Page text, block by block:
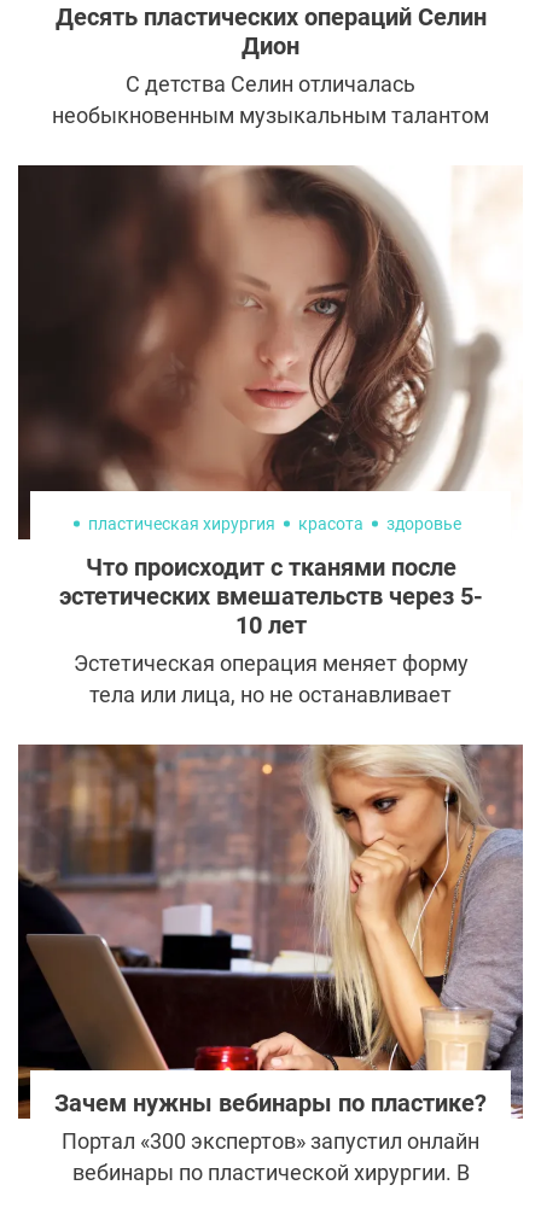
Десять пластических операций Селин
Дион
С детства Селин отличалась
необыкновенным музыкальным талантом
комплексовала из-за несовершенной
внешности. С ростом популярности она
решила, что знаменитость мирового
масштаба просто обязана быть
сногсшибательно красивой.
пластическая хирургия красота здоровье
Что происходит с тканями после
эстетических вмешательств через 5-
10 лет
Эстетическая операция меняет форму
тела или лица, но не останавливает
вмешательства они продолжают жить,
адаптироваться, стареть и реагировать на
нагрузки. Поэтому через годы область
операции уже не является
«прооперированной» в обычном смысле.
Она становится частью изменённой
анатомии организма, которая постепенно
трансформируется вместе с возрастом и
образом жизни человека.
Зачем нужны вебинары по пластике?
Портал «300 экспертов» запустил онлайн
вебинары по пластической хирургии. В